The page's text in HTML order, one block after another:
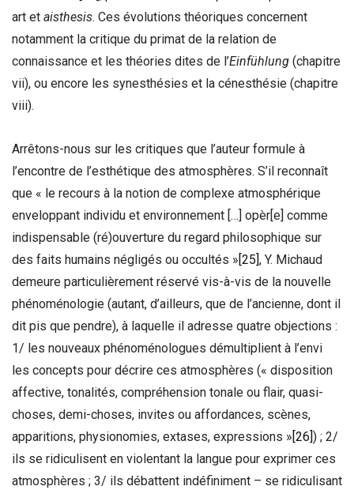
art et aisthesis. Ces évolutions théoriques concernent
notamment la critique du primat de la relation de
connaissance et les théories dites de l’Einfühlung (chapitre
vii), ou encore les synesthésies et la cénesthésie (chapitre
viii).
Arrêtons-nous sur les critiques que l’auteur formule à
l’encontre de l’esthétique des atmosphères. S’il reconnaît
que « le recours à la notion de complexe atmosphérique
enveloppant individu et environnement […] opèr[e] comme
indispensable (ré)ouverture du regard philosophique sur
des faits humains négligés ou occultés »[25], Y. Michaud
demeure particulièrement réservé vis-à-vis de la nouvelle
phénoménologie (autant, d’ailleurs, que de l’ancienne, dont il
dit pis que pendre), à laquelle il adresse quatre objections :
1/ les nouveaux phénoménologues démultiplient à l’envi
les concepts pour décrire ces atmosphères (« disposition
affective, tonalités, compréhension tonale ou flair, quasi-
choses, demi-choses, invites ou affordances, scènes,
apparitions, physionomies, extases, expressions »[26]) ; 2/
ils se ridiculisent en violentant la langue pour exprimer ces
atmosphères ; 3/ ils débattent indéfiniment – se ridiculisant